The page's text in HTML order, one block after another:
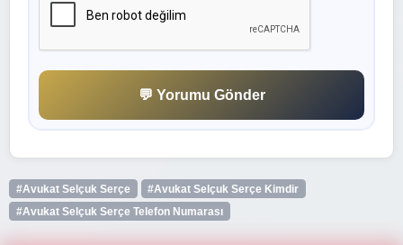
💬 Yorumu Gönder
#Avukat Selçuk Serçe
#Avukat Selçuk Serçe Kimdir
#Avukat Selçuk Serçe Telefon Numarası